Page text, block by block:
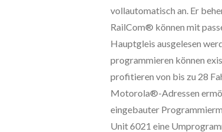
vollautomatisch an. Er
RailCom® können mit
Hauptgleis ausgelesen
programmieren können
profitieren von bis zu 28
Motorola®-Adressen
eingebauter
Unit 6021 eine